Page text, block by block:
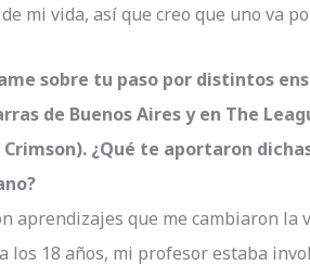
mi vida, así que creo que uno va
sobre tu paso por distintos
de Buenos Aires y en The
Crimson). ¿Qué te aportaron
aprendizajes que me cambiaron la
los 18 años, mi profesor estaba